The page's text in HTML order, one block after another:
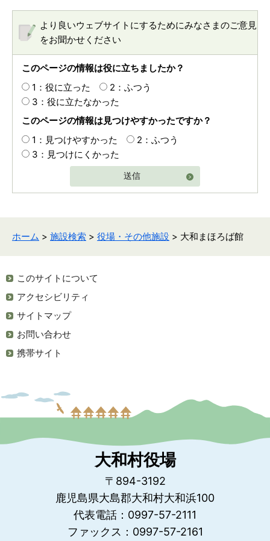
より良いウェブサイトにするためにみなさまのご意見
をお聞かせください
このページの情報は役に立ちましたか？
1：役に立った
2：ふつう
3：役に立たなかった
このページの情報は見つけやすかったですか？
1：見つけやすかった
2：ふつう
3：見つけにくかった
送信
ホーム > 施設検索 > 役場・その他施設 > 大和まほろば館
このサイトについて
アクセシビリティ
サイトマップ
お問い合わせ
携帯サイト
大和村役場
〒894-3192
鹿児島県大島郡大和村大和浜100
代表電話：0997-57-2111
ファックス：0997-57-2161